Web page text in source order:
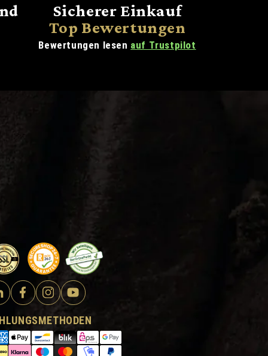
Sicherer Einkauf
Top Bewertungen
Bewertungen lesen auf Trustpilot